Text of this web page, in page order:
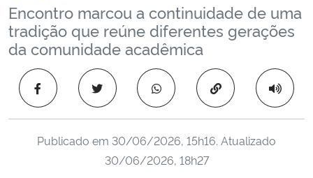
Ministério da Educação
Ministério da Saúde
Ministério de Minas e Energia
Encontro marcou a continuidade de uma
tradição que reúne diferentes gerações
da comunidade acadêmica
Copiar para área
Publicado em 30/06/2026, 15h16. Atualizado
30/06/2026, 18h27